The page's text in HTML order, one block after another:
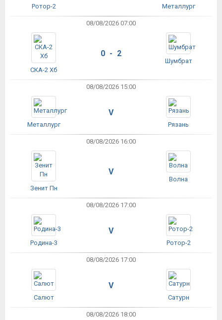
Ротор-2 Металлург
08/08/2026 07:00
СКА-2 Хб
0 - 2
Шумбрат
08/08/2026 15:00
Металлург
V
Рязань
08/08/2026 16:00
Зенит Пн
V
Волна
08/08/2026 17:00
Родина-3
V
Ротор-2
08/08/2026 17:00
Салют
V
Сатурн
08/08/2026 18:00